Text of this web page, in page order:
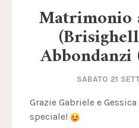
Matrimonio
Abbondanzi
SABATO 21
Grazie Gabriele e
speciale!